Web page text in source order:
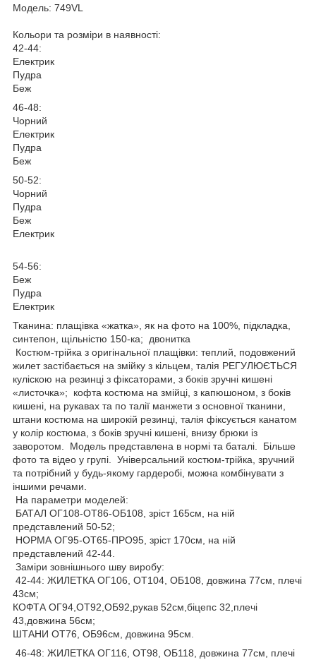
Модель: 749VL
Кольори та розміри в наявності:
42-44:
Електрик
Пудра
Беж
46-48:
Чорний
Електрик
Пудра
Беж
50-52:
Чорний
Пудра
Беж
Електрик
54-56:
Беж
Пудра
Електрик
Тканина: плащівка «жатка», як на фото на 100%, підкладка,
синтепон, щільністю 150-ка; двонитка
Костюм-трійка з оригінальної плащівки: теплий, подовжений
жилет застібається на змійку з кільцем, талія РЕГУЛЮЄТЬСЯ
куліскою на резинці з фіксаторами, з боків зручні кишені
«листочка»; кофта костюма на змійці, з капюшоном, з боків
кишені, на рукавах та по талії манжети з основної тканини,
штани костюма на широкій резинці, талія фіксується канатом
у колір костюма, з боків зручні кишені, внизу брюки із
заворотом. Модель представлена ​​в нормі та баталі. Більше
фото та відео у групі. Універсальний костюм-трійка, зручний
та потрібний у будь-якому гардеробі, можна комбінувати з
іншими речами.
На параметри моделей:
БАТАЛ ОГ108-ОТ86-ОБ108, зріст 165см, на ній
представлений 50-52;
НОРМА ОГ95-ОТ65-ПРО95, зріст 170см, на ній
представлений 42-44.
Заміри зовнішнього шву виробу:
42-44: ЖИЛЕТКА ОГ106, ОТ104, ОБ108, довжина 77см, плечі
43см;
КОФТА ОГ94,ОТ92,ОБ92,рукав 52см,біцепс 32,плечі
43,довжина 56см;
ШТАНИ ОТ76, ОБ96см, довжина 95см.
46-48: ЖИЛЕТКА ОГ116, ОТ98, ОБ118, довжина 77см, плечі